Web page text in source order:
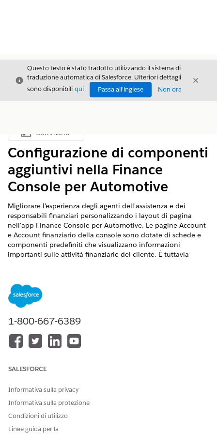
Chiudi
Questo testo è stato tradotto utilizzando il sistema di
traduzione automatica di Salesforce. Ulteriori dettagli
sono disponibili qui. Passa all'inglese Non ora
Chiudi
Mostra sommario
Sommario
Configurazione di componenti
aggiuntivi nella Finance
Console per Automotive
Migliorare l'esperienza degli agenti dell'assistenza e dei
responsabili finanziari personalizzando i layout di pagina
nell'app Finance Console per Automotive. Le pagine Account
e Account finanziario della console sono dotate di schede e
componenti predefiniti che visualizzano informazioni
importanti sulle attività finanziarie del cliente. È tuttavia
VERSIONI (EDITION) RICHIESTE
Developer Edition.
Per informazioni sui componenti predefiniti nelle pagine
Account e Account finanziario della console, vedere Console
Visite, Appuntamenti di servizio, Referenti, Gruppi di
relazione con la parte e Partecipanti account asset alla
pagina Account nella console. Analogamente, è possibile
1-800-667-6389
SALESFORCE
Informativa sulla privacy
Informativa sulla protezione
Condizioni di utilizzo
Linee guida per la